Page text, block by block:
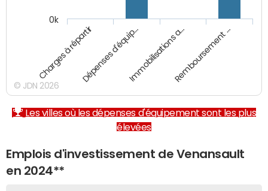
Charges à répartirDépenses d'équip…Immobilisations a…Remboursement …
0k
© JDN 2026
Les villes où les dépenses d'équipement sont les plus
élevées
Emplois d'investissement de Venansault
en 2024**